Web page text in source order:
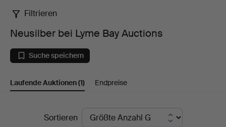
Neusilber
bei
Lyme
Bay
Auctions
Filtrieren
Neusilber bei Lyme Bay Auctions
Suche speichern
Laufende Auktionen(1) Endpreise
LaufendeSortieren